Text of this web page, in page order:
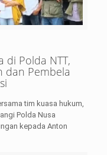
di Polda NTT,
dan Pembela
tim kuasa hukum,
Polda Nusa
kepada Anton